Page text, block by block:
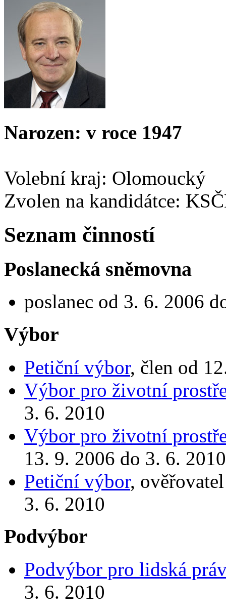
Narozen: v roce 1947
Volební kraj: Olomoucký
Zvolen na kandidátce:
Seznam činností
Poslanecká sněmovna
poslanec od 3. 6. 2006
Výbor
Petiční výbor, člen od
Výbor pro životní
3. 6. 2010
Výbor pro životní
13. 9. 2006 do 3. 6. 2010
Petiční výbor,
3. 6. 2010
Podvýbor
Podvýbor pro lidská
3. 6. 2010